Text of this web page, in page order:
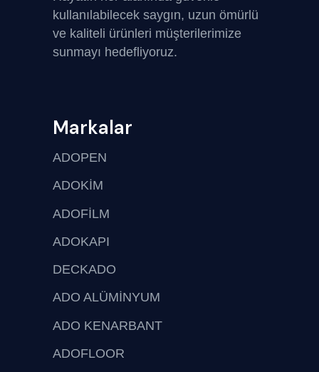
kullanılabilecek saygın, uzun ömürlü
ve kaliteli ürünleri müşterilerimize
sunmayı hedefliyoruz.
Markalar
ADOPEN
ADOKİM
ADOFİLM
ADOKAPI
DECKADO
ADO ALÜMİNYUM
ADO KENARBANT
ADOFLOOR